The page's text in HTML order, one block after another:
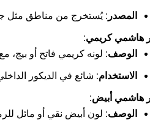
المصدر: يُستخرج من مناطق مثل
هاشمي كريمي:
الوصف: لونه كريمي فاتح أو بيج،
الاستخدام: شائع في الديكور
هاشمي أبيض:
الوصف: لون أبيض نقي أو مائل